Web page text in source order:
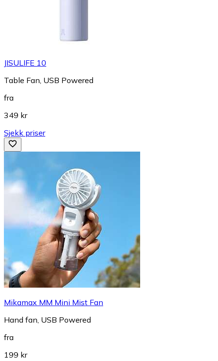
JISULIFE 10
Table Fan, USB Powered
fra
349 kr
Sjekk priser
Mikamax MM Mini Mist Fan
Hand fan, USB Powered
fra
199 kr